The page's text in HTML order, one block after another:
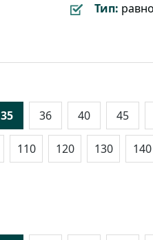
Тип:
35 36 40 45
110 120 130 140